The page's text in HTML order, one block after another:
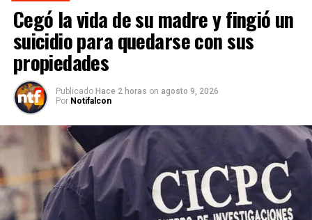
Cegó la vida de su madre y fingió un
suicidio para quedarse con sus
propiedades
Publicado Hace 2 horas on agosto 9, 2026
Por Notifalcon